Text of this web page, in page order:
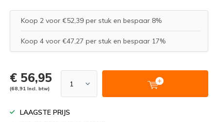
Koop 2 voor €52,39 per stuk en bespaar 8%
Koop 4 voor €47,27 per stuk en bespaar 17%
€ 56,95
(68,91 Incl. btw)
LAAGSTE PRIJS